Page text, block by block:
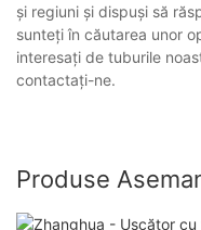
și regiuni și dispuși să
sunteți în căutarea unor
interesați de tuburile
contactați-ne.
Produse